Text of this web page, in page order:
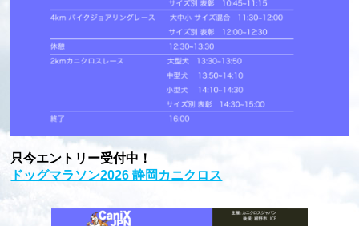
只今エントリー受付中！
ドッグマラソン2026 静岡カニクロス